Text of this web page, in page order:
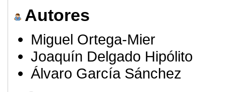
Autores
Miguel Ortega-Mier
Joaquín Delgado Hipólito
Álvaro García Sánchez